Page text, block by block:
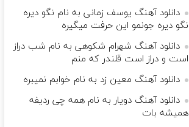
دانلود آهنگ یوسف زمانی به نام نگو دیره
نگو دیره جونمو این حرفت میگیره
دانلود آهنگ شهرام شکوهی به نام ﺷﺐ دراز
اﺳﺖ و دراز اﺳﺖ ﻗﻠﻨﺪر ﻛﻪ ﻣﻨﻢ
دانلود آهنگ معین زد به نام خوابم نمیبره
دانلود آهنگ دویار به نام همه چی ردیفه
همیشه بات